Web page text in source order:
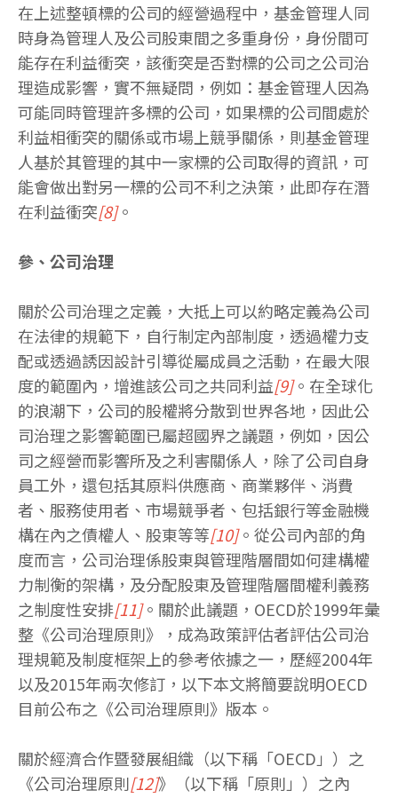
在上述整頓標的公司的經營過程中，基金管理人同
時身為管理人及公司股東間之多重身份，身份間可
能存在利益衝突，該衝突是否對標的公司之公司治
理造成影響，實不無疑問，例如：基金管理人因為
可能同時管理許多標的公司，如果標的公司間處於
利益相衝突的關係或市場上競爭關係，則基金管理
人基於其管理的其中一家標的公司取得的資訊，可
能會做出對另一標的公司不利之決策，此即存在潛
在利益衝突[8]。
參、公司治理
關於公司治理之定義，大抵上可以約略定義為公司
在法律的規範下，自行制定內部制度，透過權力支
配或透過誘因設計引導從屬成員之活動，在最大限
度的範圍內，增進該公司之共同利益[9]。在全球化
的浪潮下，公司的股權將分散到世界各地，因此公
司治理之影響範圍已屬超國界之議題，例如，因公
司之經營而影響所及之利害關係人，除了公司自身
員工外，還包括其原料供應商、商業夥伴、消費
者、服務使用者、市場競爭者、包括銀行等金融機
構在內之債權人、股東等等[10]。從公司內部的角
度而言，公司治理係股東與管理階層間如何建構權
力制衡的架構，及分配股東及管理階層間權利義務
之制度性安排[11]。關於此議題，OECD於1999年彙
整《公司治理原則》，成為政策評估者評估公司治
理規範及制度框架上的參考依據之一，歷經2004年
以及2015年兩次修訂，以下本文將簡要說明OECD
目前公布之《公司治理原則》版本。
關於經濟合作暨發展組織（以下稱「OECD」）之
《公司治理原則[12]》（以下稱「原則」）之內